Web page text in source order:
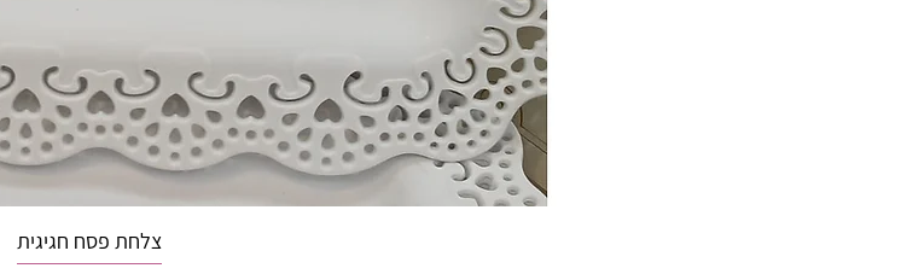
צלחת פסח חגיגית